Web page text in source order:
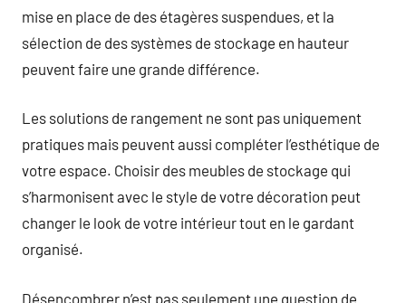
mise en place de des étagères suspendues, et la
sélection de des systèmes de stockage en hauteur
peuvent faire une grande différence.
Les solutions de rangement ne sont pas uniquement
pratiques mais peuvent aussi compléter l’esthétique de
votre espace. Choisir des meubles de stockage qui
s’harmonisent avec le style de votre décoration peut
changer le look de votre intérieur tout en le gardant
organisé.
Désencombrer n’est pas seulement une question de